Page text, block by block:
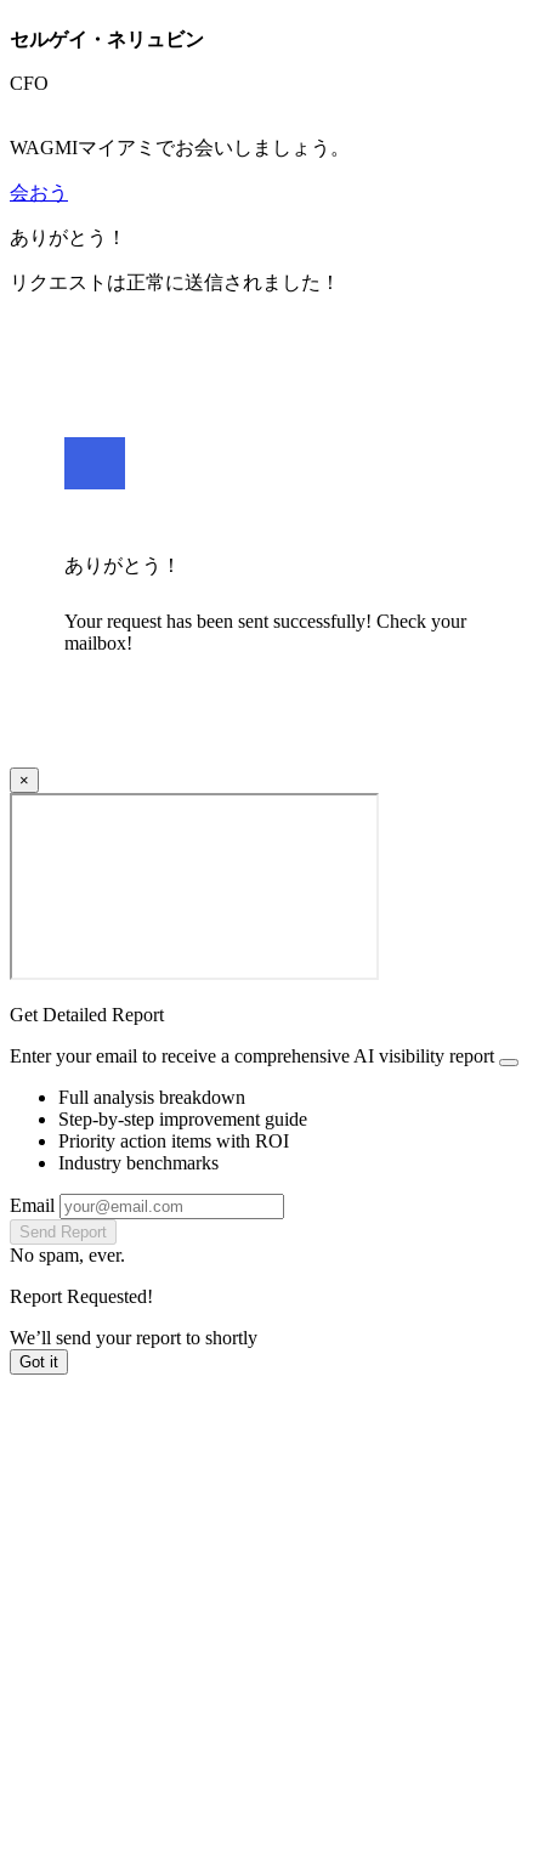
セルゲイ・ネリュビン
CFO
WAGMIマイアミでお会いしましょう。
会おう
ありがとう！
リクエストは正常に送信されました！
ありがとう！
Your request has been sent successfully! Check your
mailbox!
×
Get Detailed Report
Enter your email to receive a comprehensive AI visibility report
Full analysis breakdown
Step-by-step improvement guide
Priority action items with ROI
Industry benchmarks
Email
Send Report
No spam, ever.
Report Requested!
We’ll send your report to shortly
Got it